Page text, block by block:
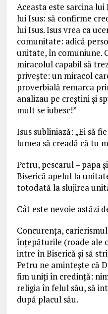
Aceasta este sarcina
lui Isus: să confirme
lui Isus. Isus vrea ca
comunitate: adică
unitate, în comuniune.
miracolul capabil să
priveşte: un miracol
proverbială remarca
analizau pe creștini și
mult se iubesc!”
Isus subliniază: „Ei să
lumea să creadă că tu
Petru, pescarul – papa
Biserică apelul la
totodată la slujirea
Cât este nevoie astăzi
Concurenţa,
înţepăturile (roade ale
intre în Biserică şi să
Petru ne aminteşte că
fim uniţi în credinţă:
religia în felul său, să
după placul său.